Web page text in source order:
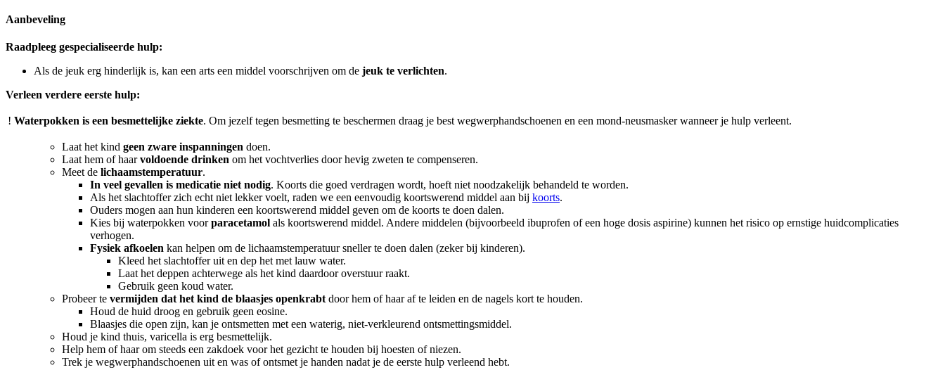
Aanbeveling
Raadpleeg gespecialiseerde hulp:
Als de jeuk erg hinderlijk is, kan een arts een middel voorschrijven om de jeuk te verlichten.
Verleen verdere eerste hulp:
! Waterpokken is een besmettelijke ziekte. Om jezelf tegen besmetting te beschermen draag je best wegwerphandschoenen en een mond-neusmasker wanneer je hulp verleent.
Laat het kind geen zware inspanningen doen.
Laat hem of haarvoldoende drinken om het vochtverlies door hevig zweten te compenseren.
Meet de lichaamstemperatuur.
In veel gevallen is medicatie niet nodig. Koorts die goed verdragen wordt, hoeft niet noodzakelijk behandeld te worden.
Als het slachtoffer zich echt niet lekker voelt, raden we een eenvoudig koortswerend middel aan bij koorts.
Ouders mogen aan hun kinderen een koortswerend middel geven om de koorts te doen dalen.
Kies bij waterpokken voorparacetamol als koortswerend middel. Andere middelen (bijvoorbeeld ibuprofen of een hoge dosis aspirine) kunnen het risico op ernstige huidcomplicaties
verhogen.
Fysiek afkoelen kan helpen om de lichaamstemperatuur sneller te doen dalen (zeker bij kinderen).
Kleed het slachtoffer uit en dep het met lauw water.
Laat het deppen achterwege als het kind daardoor overstuur raakt.
Gebruik geen koud water.
Probeer te vermijden dat het kind de blaasjes openkrabt door hem of haar af te leiden en de nagels kort te houden.
Houd de huid droog en gebruik geen eosine.
Blaasjes die open zijn, kan je ontsmetten met een waterig, niet-verkleurend ontsmettingsmiddel.
Houd je kind thuis, varicella is erg besmettelijk.
Help hem of haar om steeds een zakdoek voor het gezicht te houden bij hoesten of niezen.
Trek je wegwerphandschoenen uit en was of ontsmet je handen nadat je de eerste hulp verleend hebt.